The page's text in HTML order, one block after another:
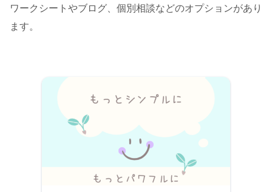
ワークシートやブログ、個別相談などのオプションがあり
ます。